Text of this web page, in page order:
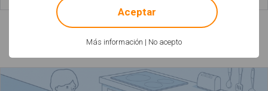
Leer más Leer más
Láminas relacionadas
Más información | No acepto
Aceptar